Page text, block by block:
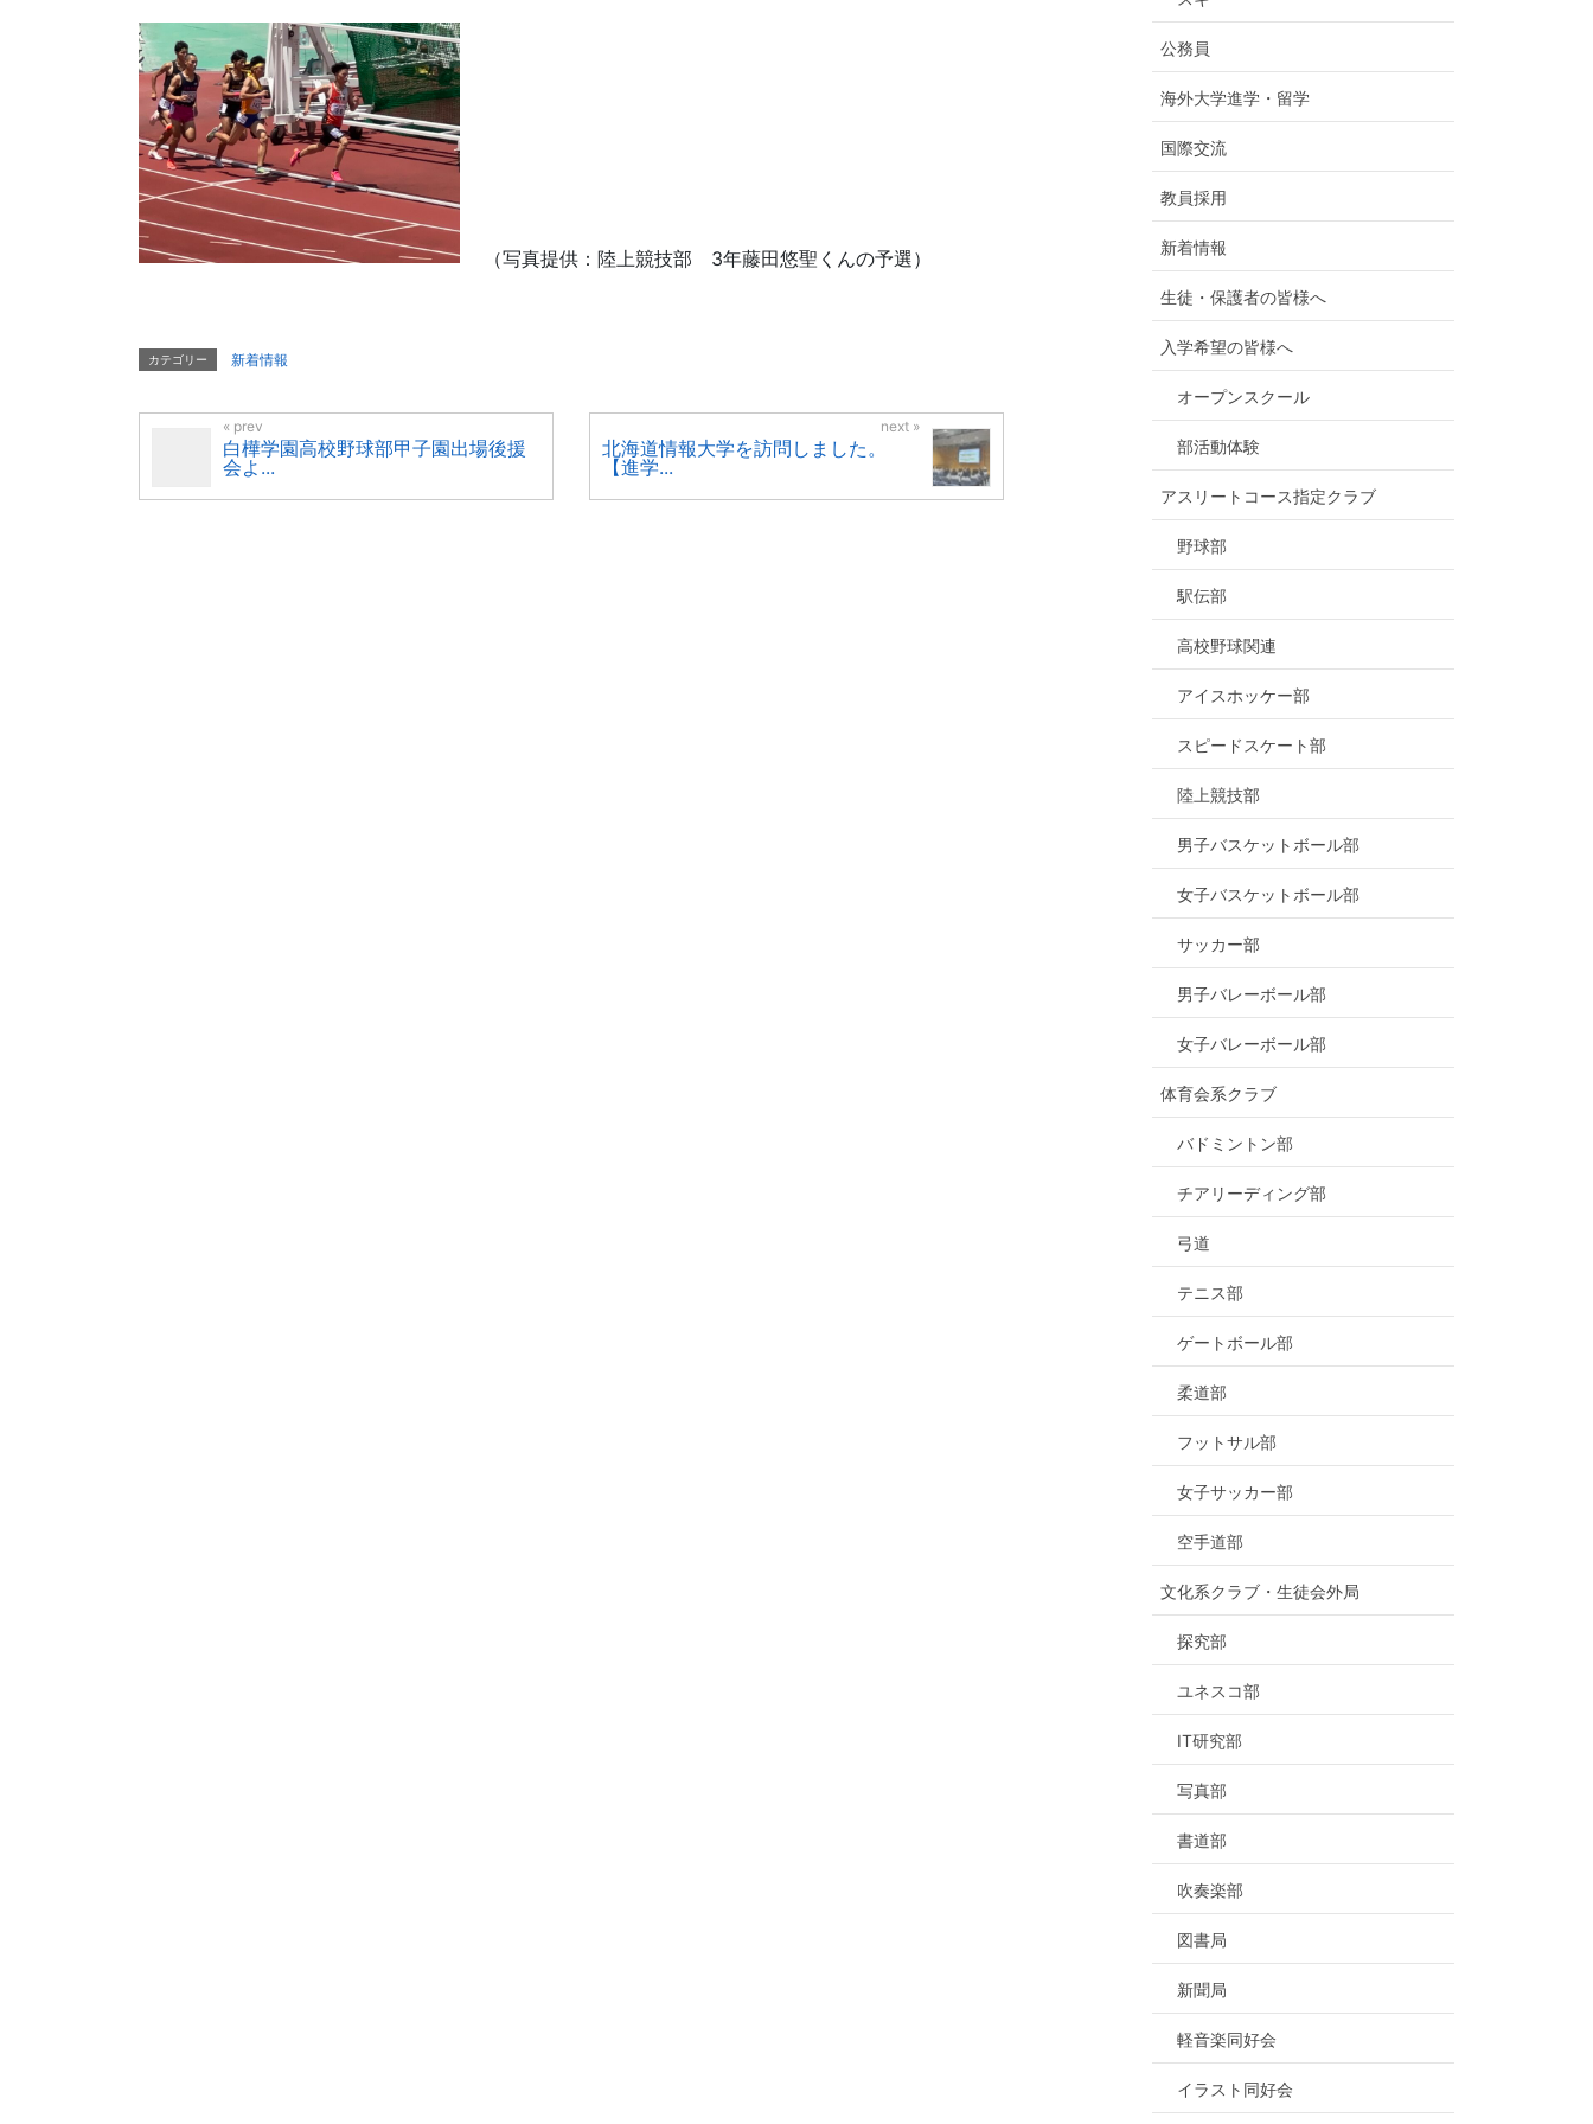
（写真提供：陸上競技部 3年藤田悠聖くんの予選）
カテゴリー 新着情報
白樺学園高校野球部甲子園出場後援
会よ...
北海道情報大学を訪問しました。
【進学...
公務員
海外大学進学・留学
国際交流
教員採用
新着情報
生徒・保護者の皆様へ
入学希望の皆様へ
オープンスクール
部活動体験
アスリートコース指定クラブ
野球部
駅伝部
高校野球関連
アイスホッケー部
スピードスケート部
陸上競技部
男子バスケットボール部
女子バスケットボール部
サッカー部
男子バレーボール部
女子バレーボール部
体育会系クラブ
バドミントン部
チアリーディング部
弓道
テニス部
ゲートボール部
柔道部
フットサル部
女子サッカー部
空手道部
文化系クラブ・生徒会外局
探究部
ユネスコ部
IT研究部
写真部
書道部
吹奏楽部
図書局
新聞局
軽音楽同好会
イラスト同好会